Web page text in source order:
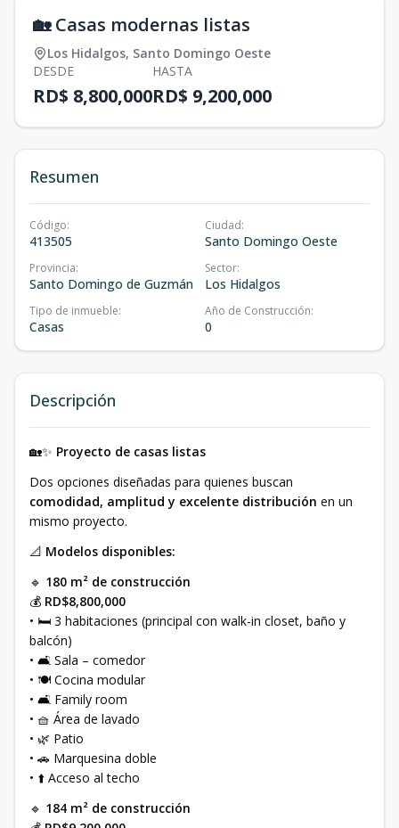
🏡 Casas modernas listas
Los Hidalgos, Santo Domingo Oeste
DESDE
RD$ 8,800,000
HASTA
RD$ 9,200,000
Resumen
Código:
413505
Ciudad:
Santo Domingo Oeste
Provincia:
Santo Domingo de Guzmán
Sector:
Los Hidalgos
Tipo de inmueble:
Casas
Año de Construcción:
0
Descripción
🏡✨ Proyecto de casas listas
Dos opciones diseñadas para quienes buscan
comodidad, amplitud y excelente distribución en un
mismo proyecto.
📐 Modelos disponibles:
🔹 180 m² de construcción
💰 RD$8,800,000
• 🛏️ 3 habitaciones (principal con walk-in closet, baño y
balcón)
• 🛋️ Sala – comedor
• 🍽️ Cocina modular
• 🛋️ Family room
• 🧺 Área de lavado
• 🌿 Patio
• 🚗 Marquesina doble
• ⬆️ Acceso al techo
🔹 184 m² de construcción